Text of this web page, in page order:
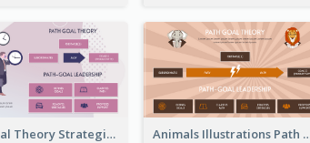
Path Goal Theory Strategic Analysis Animals Illustrations Path